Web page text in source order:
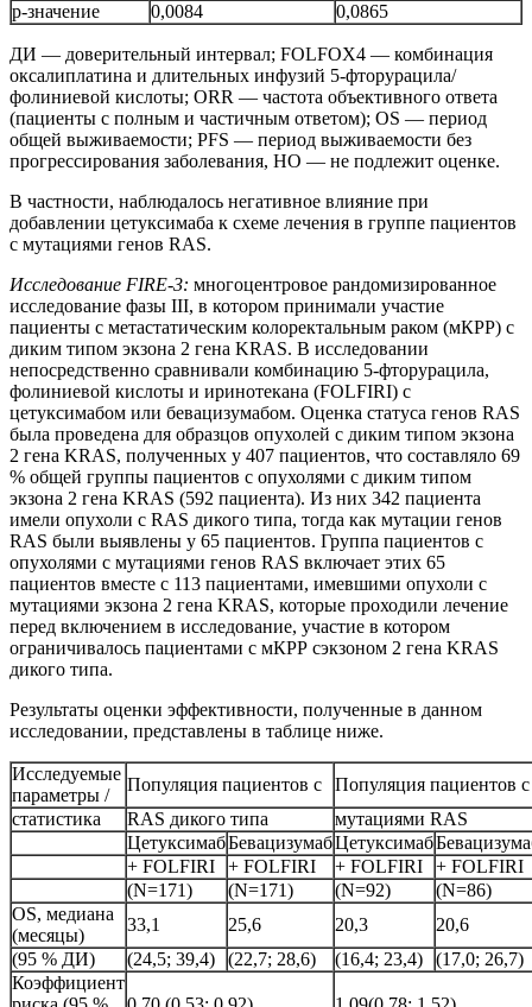
р-значение 0,0084 0,0865
ДИ — доверительный интервал; FOLFOX4 — комбинация
оксалиплатина и длительных инфузий 5-фторурацила/
фолиниевой кислоты; ORR — частота объективного ответа
(пациенты с полным и частичным ответом); OS — период
общей выживаемости; PFS — период выживаемости без
прогрессирования заболевания, НО — не подлежит оценке.
В частности, наблюдалось негативное влияние при
добавлении цетуксимаба к схеме лечения в группе пациентов
с мутациями генов RAS.
Исследование FIRE-3: многоцентровое рандомизированное
исследование фазы III, в котором принимали участие
пациенты с метастатическим колоректальным раком (мКРР) с
диким типом экзона 2 гена KRAS. В исследовании
непосредственно сравнивали комбинацию 5-фторурацила,
фолиниевой кислоты и иринотекана (FOLFIRI) с
цетуксимабом или бевацизумабом. Оценка статуса генов RAS
была проведена для образцов опухолей с диким типом экзона
2 гена KRAS, полученных у 407 пациентов, что составляло 69
% общей группы пациентов с опухолями с диким типом
экзона 2 гена KRAS (592 пациента). Из них 342 пациента
имели опухоли с RAS дикого типа, тогда как мутации генов
RAS были выявлены у 65 пациентов. Группа пациентов с
опухолями с мутациями генов RAS включает этих 65
пациентов вместе с 113 пациентами, имевшими опухоли с
мутациями экзона 2 гена KRAS, которые проходили лечение
перед включением в исследование, участие в котором
ограничивалось пациентами с мКРР сэкзоном 2 гена KRAS
дикого типа.
Результаты оценки эффективности, полученные в данном
исследовании, представлены в таблице ниже.
Исследуемые
параметры /
Популяция пациентов с
Популяция пациентов с
статистика
RAS дикого типа
мутациями RAS
ЦетуксимабБевацизумабЦетуксимаб
+ FOLFIRI
+ FOLFIRI + FOLFIRI
+ FOLFIRI
(N=171)
(N=171) (N=92)
(N=86)
OS, медиана
(месяцы)
33,1 25,6 20,3
20,6
(95 % ДИ)
(24,5; 39,4) (22,7; 28,6) (16,4; 23,4)
(17,0; 26,7)
Коэффициент